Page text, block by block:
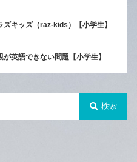
ズキッズ（raz-kids）【小学生】
が英語できない問題【小学生】
検索